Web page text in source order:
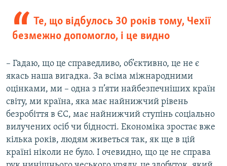
Те, що відбулось 30 років тому, Чехії
безмежно допомогло, і це видно
– Гадаю, що це справедливо, об’єктивно, це не є
якась наша вигадка. За всіма міжнародними
оцінками, ми – одна з п’яти найбезпечніших країн
світу, ми країна, яка має найнижчий рівень
безробіття в ЄС, має найнижчий ступінь соціально
вилучених осіб чи бідності. Економіка зростає вже
кілька років, людям живеться так, як ще в цій
країні ніколи не було. І очевидно, що це не справа